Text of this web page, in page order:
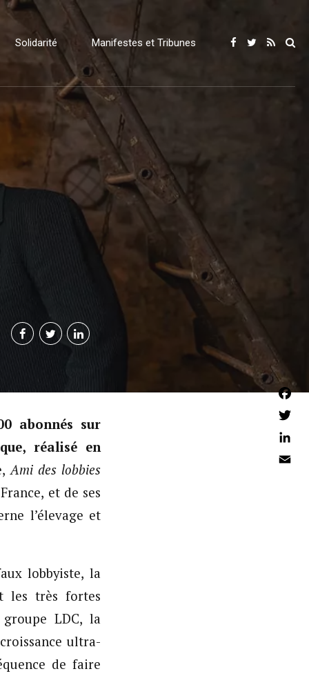
Solidarité Manifestes et Tribunes
abonnés sur
réalisé en
Ami des lobbies
et de ses
l’élevage et
lobbyiste, la
les très fortes
LDC, la
ultra-
de faire
Twitter